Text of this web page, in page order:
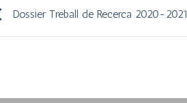
Dossier Treball de Recerca 2020-2021